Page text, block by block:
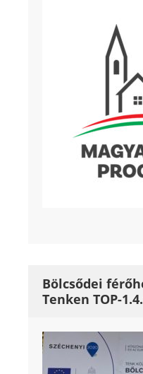
Bölcsődei
Tenken TOP-